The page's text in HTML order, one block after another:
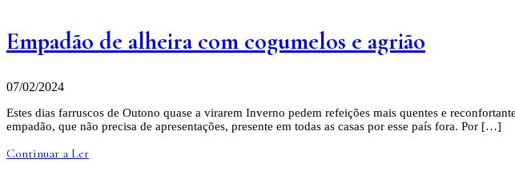
Empadão de alheira com cogumelos e agrião
07/02/2024
Estes dias farruscos de Outono quase a virarem Inverno pedem refeições mais quentes e
empadão, que não precisa de apresentações, presente em todas as casas por esse país fora. Por […]
Continuar a Ler